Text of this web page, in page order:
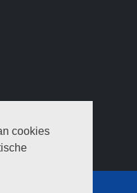
cookies